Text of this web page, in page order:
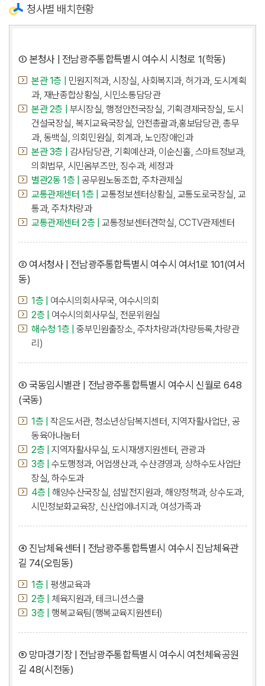
청사별 배치현황
① 본청사 | 전남광주통합특별시 여수시 시청로 1(학동)
본관 1층 |
민원지적과, 시장실, 사회복지과, 허가과, 도시계획
과, 재난종합상황실, 시민소통담당관
본관 2층 |
부시장실, 행정안전국장실, 기획경제국장실, 도시
건설국장실, 복지교육국장실, 안전총괄과,홍보담당관, 총무
과, 동백실, 의회민원실, 회계과, 노인장애인과
본관 3층 |
감사담당관, 기획예산과, 이순신홀, 스마트정보과,
의회법무, 시민옴부즈만, 징수과, 세정과
별관2동 1층 |
공무원노동조합, 주차관제실
교통관제센터 1층 |
교통정보센터상황실, 교통도로국장실, 교
통과, 주차차량과
교통관제센터 2층 |
교통정보센터견학실, CCTV관제센터
② 여서청사 | 전남광주통합특별시 여수시 여서1로 101(여서
동)
1층 |
여수시의회사무국, 여수시의회
2층 |
여수시의회사무실, 전문위원실
해수청 1층 |
중부민원출장소, 주차차량과(차량등록,차량관
리)
③ 국동임시별관 | 전남광주통합특별시 여수시 신월로 648
(국동)
1층 |
작은도서관, 청소년상담복지센터, 지역자활사업단, 공
동육아나눔터
2층 |
지역자활사무실, 도시재생지원센터, 관광과
3층 |
수도행정과, 어업생산과, 수산경영과, 상하수도사업단
장실, 하수도과
4층 |
해양수산국장실, 섬발전지원과, 해양정책과, 상수도과,
시민정보화교육장, 신산업에너지과, 여성가족과
④ 진남체육센터 | 전남광주통합특별시 여수시 진남체육관
길 74(오림동)
1층 |
평생교육과
2층 |
체육지원과, 테크니션스쿨
3층 |
행복교육팀(행복교육지원센터)
⑤ 망마경기장 | 전남광주통합특별시 여수시 여천체육공원
길 48(시전동)